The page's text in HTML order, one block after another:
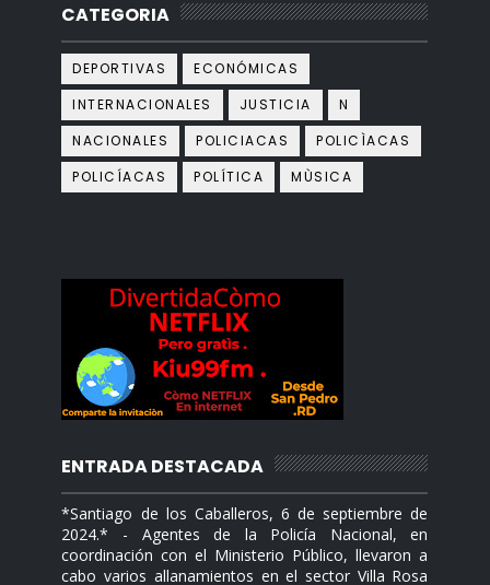
CATEGORIA
DEPORTIVAS
ECONÓMICAS
INTERNACIONALES
JUSTICIA
N
NACIONALES
POLICIACAS
POLICÌACAS
POLICÍACAS
POLÍTICA MÙSICA
ENTRADA DESTACADA
*Santiago de los Caballeros, 6 de septiembre de
2024.* - Agentes de la Policía Nacional, en
coordinación con el Ministerio Público, llevaron a
cabo varios allanamientos en el sector Villa Rosa